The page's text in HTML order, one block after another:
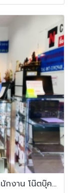
รับซื้อคอมพิวเตอร์โน็ตบุ๊ค มือถือ คอมสำหนักงาน โน๊ตบุ๊คจำนวนมาก